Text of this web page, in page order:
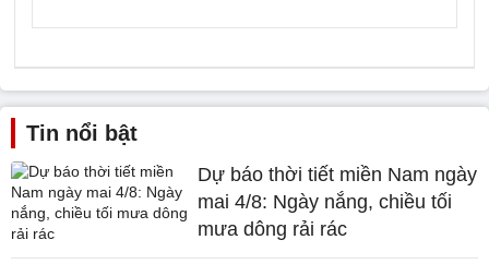
Tin nổi bật
Dự báo thời tiết miền Nam ngày
mai 4/8: Ngày nắng, chiều tối
mưa dông rải rác